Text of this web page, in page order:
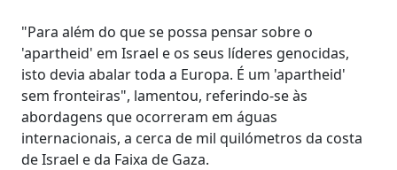
"Para além do que se possa pensar sobre o
'apartheid' em Israel e os seus líderes genocidas,
isto devia abalar toda a Europa. É um 'apartheid'
sem fronteiras", lamentou, referindo-se às
abordagens que ocorreram em águas
internacionais, a cerca de mil quilómetros da costa
de Israel e da Faixa de Gaza.